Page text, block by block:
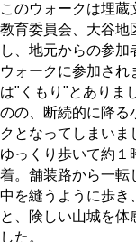
このウォークは埋
教育委員会、大谷地
し、地元からの参
ウォークに参加され
は"くもり"とありま
のの、断続的に降る
クとなってしまいま
ゆっくり歩いて約１
着。舗装路から一転
中を縫うように歩き
と、険しい山城を体
した。